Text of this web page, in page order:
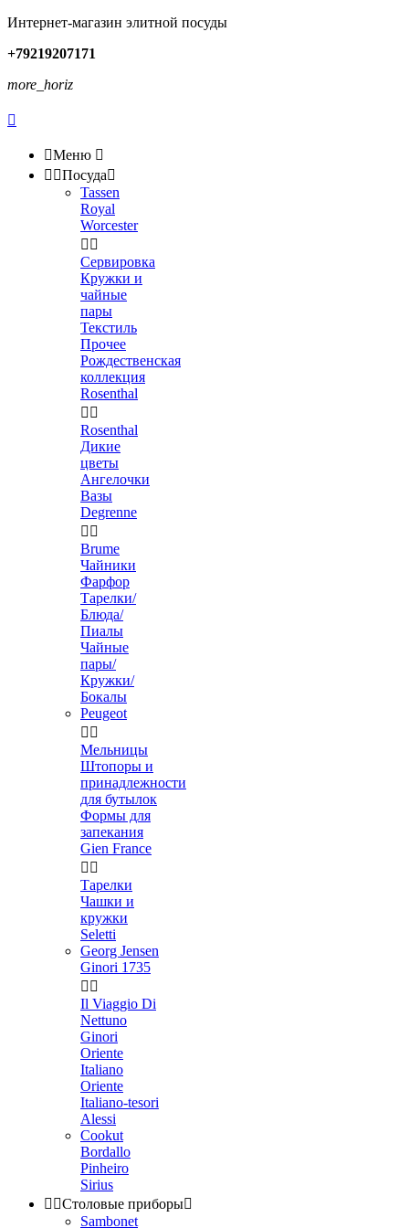
Интернет-магазин элитной посуды
+79219207171
more_horiz

Меню 
 Посуда
Tassen
Royal
Worcester
 
Сервировка
Кружки и
чайные
пары
Текстиль
Прочее
Рождественская
коллекция
Rosenthal
 
Rosenthal
Дикие
цветы
Ангелочки
Вазы
Degrenne
 
Brume
Чайники
Фарфор
Тарелки/
Блюда/
Пиалы
Чайные
пары/
Кружки/
Бокалы
Peugeot
 
Мельницы
Штопоры и
принадлежности
для бутылок
Формы для
запекания
Gien France
 
Тарелки
Чашки и
кружки
Seletti
Georg Jensen
Ginori 1735
 
Il Viaggio Di
Nettuno
Ginori
Oriente
Italiano
Oriente
Italiano-tesori
Alessi
Cookut
Bordallo
Pinheiro
Sirius
 Столовые приборы
Sambonet